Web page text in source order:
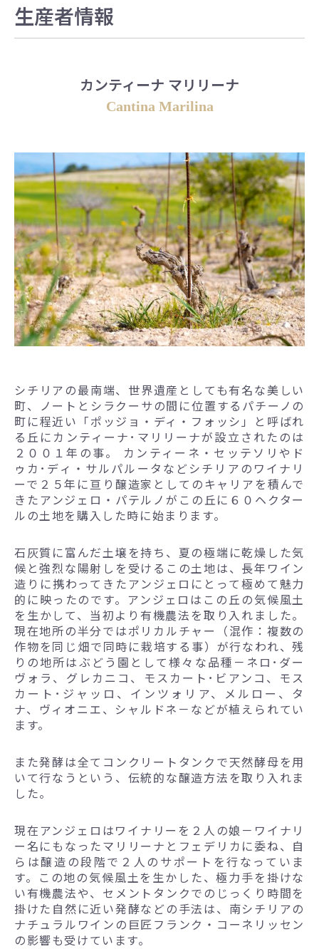
生産者情報
カンティーナ マリリーナ
Cantina Marilina
シチリアの最南端、世界遺産としても有名な美しい
町、ノートとシラクーサの間に位置するパチーノの
町に程近い「ポッジョ・ディ・フォッシ」と呼ばれ
る丘にカンティーナ･マリリーナが設立されたのは
２００１年の事。 カンティーネ・セッテソリやド
ゥカ･ディ・サルパルータなどシチリアのワイナリ
ーで２５年に亘り醸造家としてのキャリアを積んで
きたアンジェロ・パテルノがこの丘に６０ヘクター
ルの土地を購入した時に始まります。
石灰質に富んだ土壌を持ち、夏の極端に乾燥した気
候と強烈な陽射しを受けるこの土地は、長年ワイン
造りに携わってきたアンジェロにとって極めて魅力
的に映ったのです。アンジェロはこの丘の気候風土
を生かして、当初より有機農法を取り入れました。
現在地所の半分ではポリカルチャー（混作：複数の
作物を同じ畑で同時に栽培する事）が行なわれ、残
りの地所はぶどう園として様々な品種－ネロ･ダー
ヴォラ、グレカニコ、モスカート･ビアンコ、モス
カート･ジャッロ、インツォリア、メルロー、タ
ナ、ヴィオニエ、シャルドネ－などが植えられてい
ます。
また発酵は全てコンクリートタンクで天然酵母を用
いて行なうという、伝統的な醸造方法を取り入れま
した。
現在アンジェロはワイナリーを２人の娘－ワイナリ
ー名にもなったマリリーナとフェデリカに委ね、自
らは醸造の段階で２人のサポートを行なっていま
す。この地の気候風土を生かした、極力手を掛けな
い有機農法や、セメントタンクでのじっくり時間を
掛けた自然に近い発酵などの手法は、南シチリアの
ナチュラルワインの巨匠フランク・コーネリッセン
の影響も受けています。